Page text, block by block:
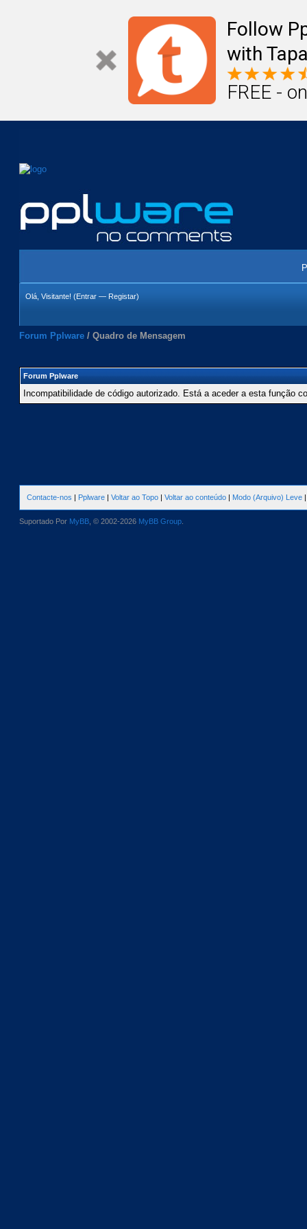
Follow
with
FREE -
Olá, Visitante! (Entrar — Registar)
Forum Pplware / Quadro de Mensagem
Forum Pplware
Incompatibilidade de código autorizado. Está a aceder a esta função
Contacte-nos | Pplware | Voltar ao Topo | Voltar ao conteúdo | Modo (Arquivo) Leve
Suportado Por MyBB , © 2002-2026 MyBB Group